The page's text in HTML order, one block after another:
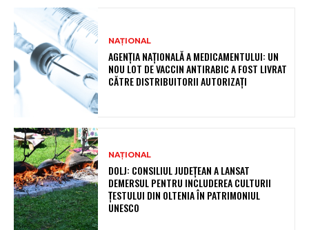
NAȚIONAL
AGENȚIA NAȚIONALĂ A MEDICAMENTULUI: UN
NOU LOT DE VACCIN ANTIRABIC A FOST LIVRAT
CĂTRE DISTRIBUITORII AUTORIZAȚI
NAȚIONAL
DOLJ: CONSILIUL JUDEȚEAN A LANSAT
DEMERSUL PENTRU INCLUDEREA CULTURII
ȚESTULUI DIN OLTENIA ÎN PATRIMONIUL
UNESCO